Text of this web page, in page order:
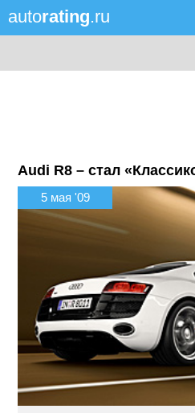
autorating.ru
Audi R8 – стал
5 мая '09